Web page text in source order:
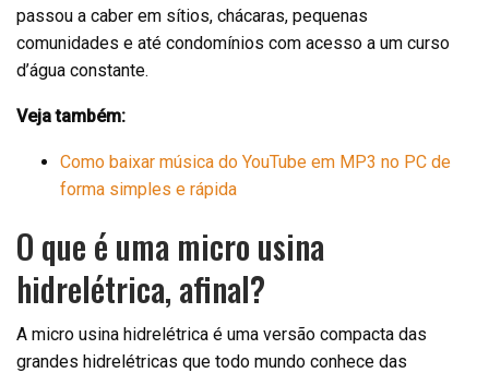
passou a caber em sítios, chácaras, pequenas
comunidades e até condomínios com acesso a um curso
d’água constante.
Veja também:
Como baixar música do YouTube em MP3 no PC de
forma simples e rápida
O que é uma micro usina
hidrelétrica, afinal?
A micro usina hidrelétrica é uma versão compacta das
grandes hidrelétricas que todo mundo conhece das